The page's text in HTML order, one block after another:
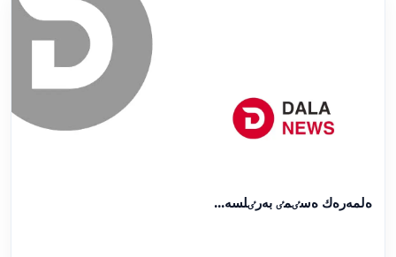
ەلمەرەك ەسٸمٸ بەرٸلسە...